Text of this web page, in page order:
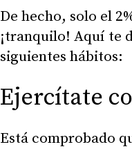
De hecho, solo el
¡tranquilo! Aquí te
siguientes hábitos:
Ejercítate
Está comprobado